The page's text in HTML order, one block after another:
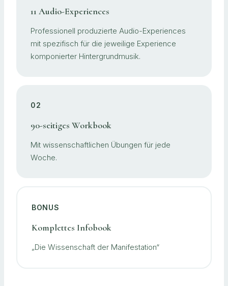
11 Audio-Experiences
Professionell produzierte Audio-Experiences
mit spezifisch für die jeweilige Experience
komponierter Hintergrundmusik.
02
90-seitiges Workbook
Mit wissenschaftlichen Übungen für jede
Woche.
BONUS
Komplettes Infobook
„Die Wissenschaft der Manifestation“